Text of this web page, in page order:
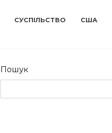
СУСПІЛЬСТВО США
Пошук